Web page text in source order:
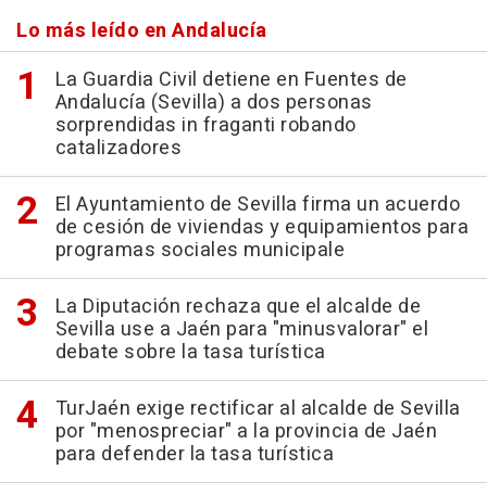
Lo más leído en Andalucía
La Guardia Civil detiene en Fuentes de
Andalucía (Sevilla) a dos personas
sorprendidas in fraganti robando
catalizadores
El Ayuntamiento de Sevilla firma un acuerdo
de cesión de viviendas y equipamientos para
programas sociales municipale
La Diputación rechaza que el alcalde de
Sevilla use a Jaén para "minusvalorar" el
debate sobre la tasa turística
TurJaén exige rectificar al alcalde de Sevilla
por "menospreciar" a la provincia de Jaén
para defender la tasa turística